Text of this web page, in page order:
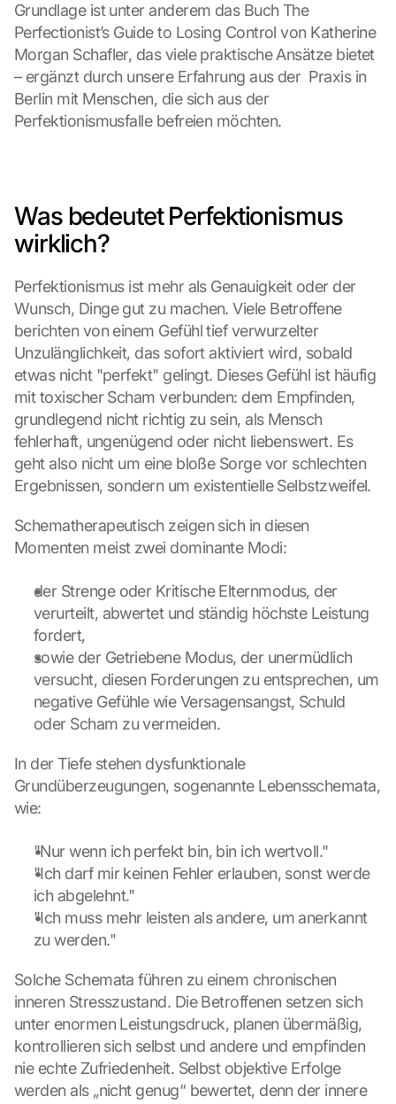
Grundlage ist unter anderem das Buch The
Perfectionist’s Guide to Losing Control von Katherine
Morgan Schafler, das viele praktische Ansätze bietet
– ergänzt durch unsere Erfahrung aus der  Praxis in
Berlin mit Menschen, die sich aus der
Perfektionismusfalle befreien möchten.
Was bedeutet Perfektionismus
wirklich?
Perfektionismus ist mehr als Genauigkeit oder der
Wunsch, Dinge gut zu machen. Viele Betroffene
berichten von einem Gefühl tief verwurzelter
Unzulänglichkeit, das sofort aktiviert wird, sobald
etwas nicht "perfekt" gelingt. Dieses Gefühl ist häufig
mit toxischer Scham verbunden: dem Empfinden,
grundlegend nicht richtig zu sein, als Mensch
fehlerhaft, ungenügend oder nicht liebenswert. Es
geht also nicht um eine bloße Sorge vor schlechten
Ergebnissen, sondern um existentielle Selbstzweifel.
Schematherapeutisch zeigen sich in diesen
Momenten meist zwei dominante Modi:
der Strenge oder Kritische Elternmodus, der
verurteilt, abwertet und ständig höchste Leistung
fordert,
sowie der Getriebene Modus, der unermüdlich
versucht, diesen Forderungen zu entsprechen, um
negative Gefühle wie Versagensangst, Schuld
oder Scham zu vermeiden.
In der Tiefe stehen dysfunktionale
Grundüberzeugungen, sogenannte Lebensschemata,
wie:
"Nur wenn ich perfekt bin, bin ich wertvoll."
"Ich darf mir keinen Fehler erlauben, sonst werde
ich abgelehnt."
"Ich muss mehr leisten als andere, um anerkannt
zu werden."
Solche Schemata führen zu einem chronischen
inneren Stresszustand. Die Betroffenen setzen sich
unter enormen Leistungsdruck, planen übermäßig,
kontrollieren sich selbst und andere und empfinden
nie echte Zufriedenheit. Selbst objektive Erfolge
werden als „nicht genug“ bewertet, denn der innere